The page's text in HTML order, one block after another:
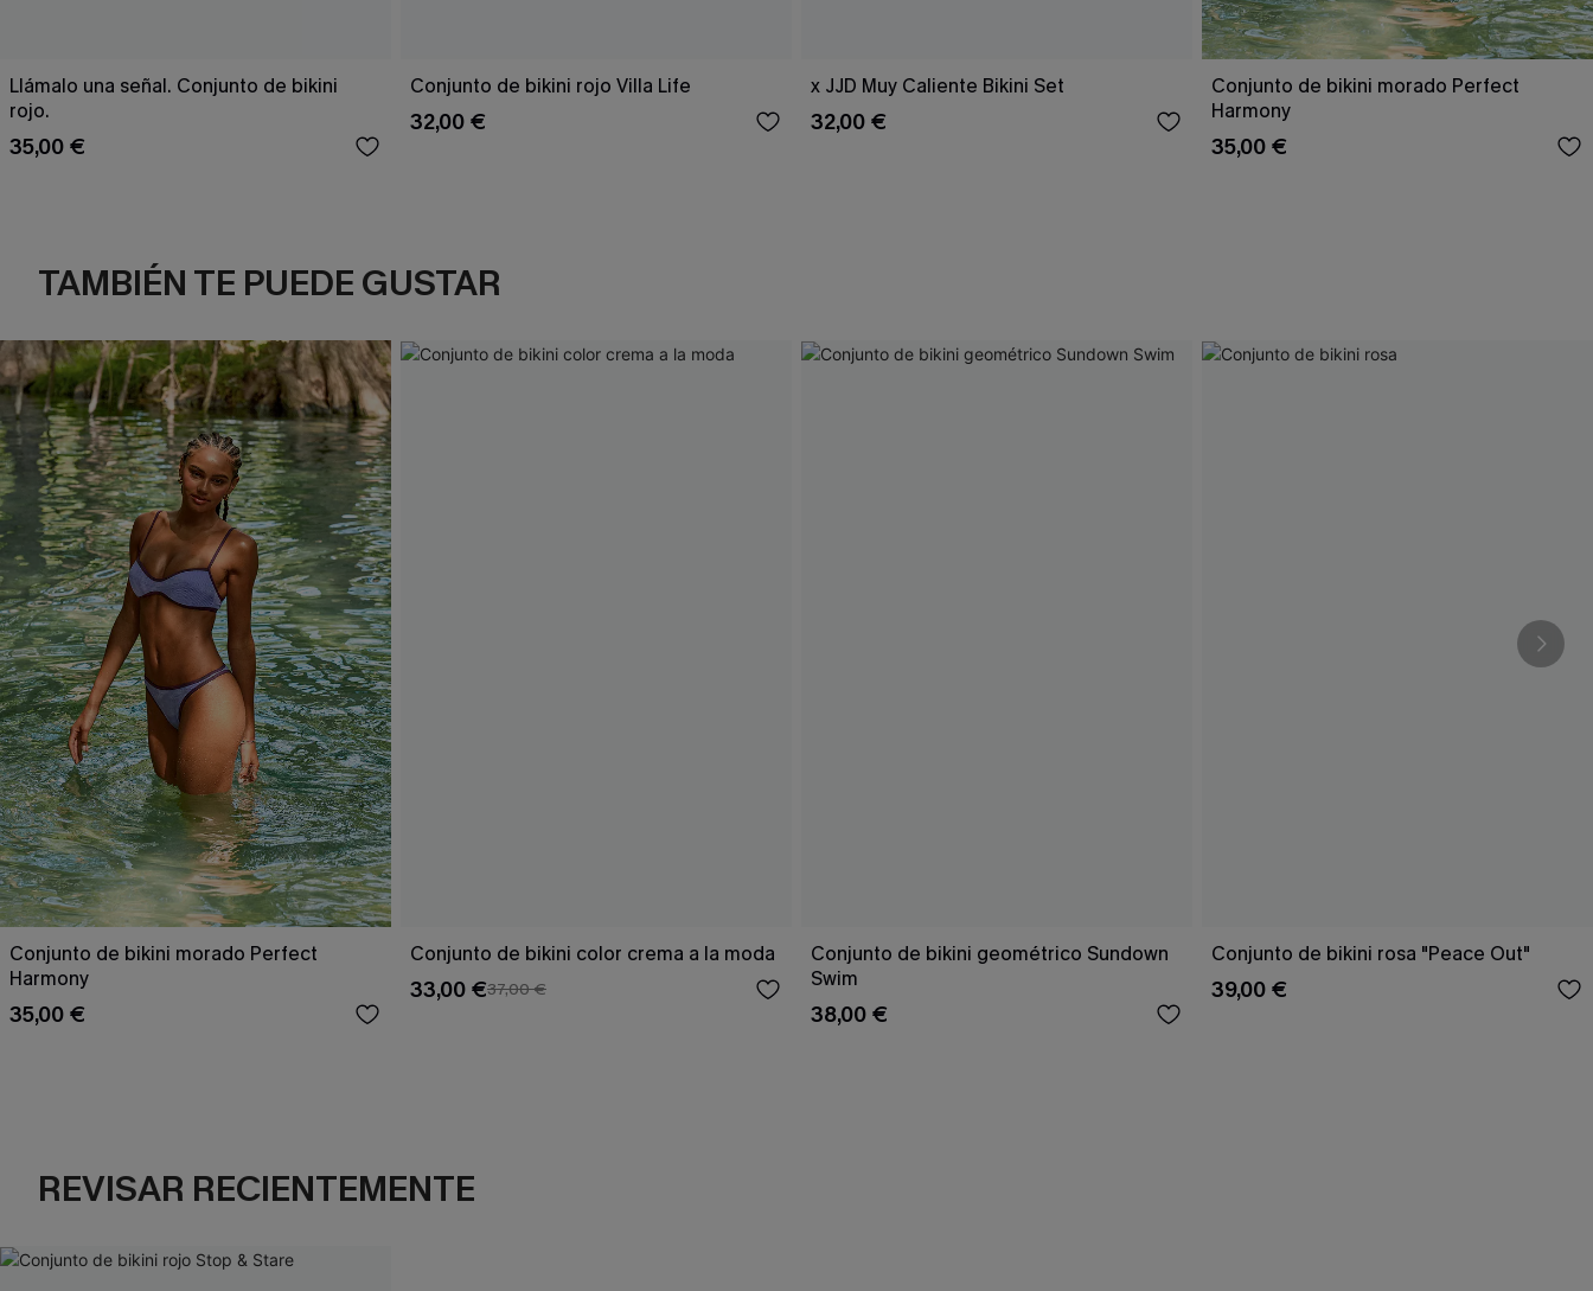
Llámalo una señal. Conjunto de bikini
rojo.
35,00 €
Conjunto de bikini rojo Villa Life
32,00 €
x JJD Muy Caliente Bikini Set
32,00 €
Conjunto de bikini morado Perfect
Harmony
35,00 €
TAMBIÉN TE PUEDE GUSTAR
Conjunto de bikini morado Perfect
Harmony
35,00 €
Conjunto de bikini color crema a la moda
33,00 €37,00 €
Conjunto de bikini geométrico Sundown
Swim
38,00 €
Conjunto de bikini rosa "Peace Out"
39,00 €
REVISAR RECIENTEMENTE